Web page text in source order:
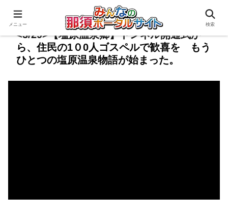
<3/29>【塩原温泉郷】トンネル開通式か
ら、住民の1０0人ゴスペルで歓喜を もう
ひとつの塩原温泉物語が始まった。
メニュー 検索